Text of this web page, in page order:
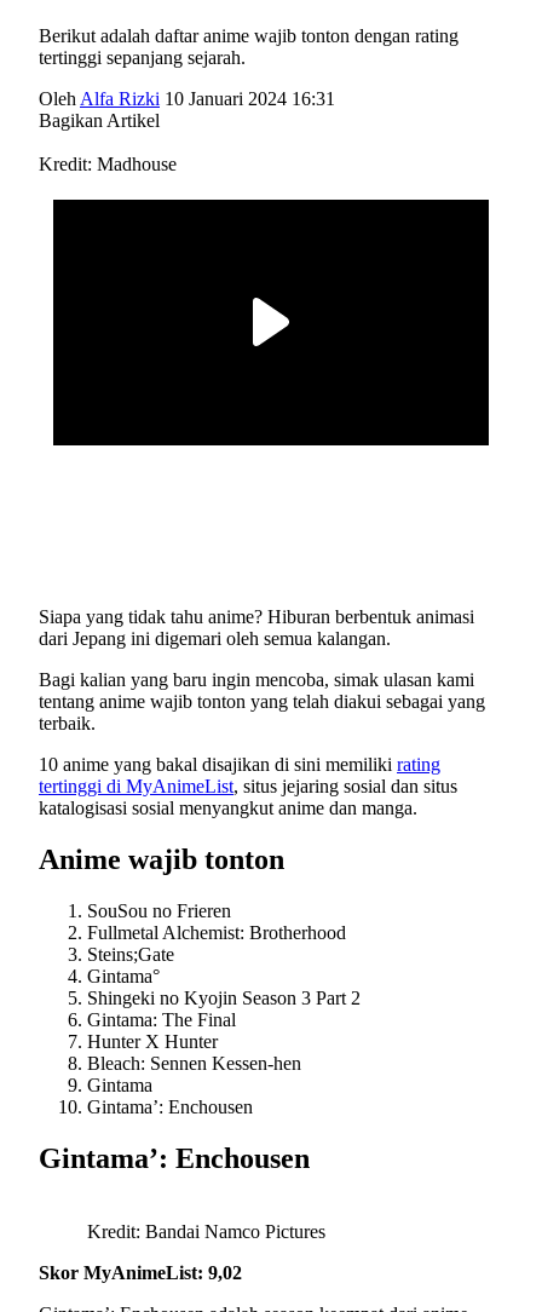
Berikut adalah daftar anime wajib tonton dengan rating
tertinggi sepanjang sejarah.
Oleh Alfa Rizki 10 Januari 2024 16:31
Bagikan Artikel
Kredit: Madhouse
Siapa yang tidak tahu anime? Hiburan berbentuk animasi
dari Jepang ini digemari oleh semua kalangan.
Bagi kalian yang baru ingin mencoba, simak ulasan kami
tentang anime wajib tonton yang telah diakui sebagai yang
terbaik.
10 anime yang bakal disajikan di sini memiliki rating
tertinggi di MyAnimeList, situs jejaring sosial dan situs
katalogisasi sosial menyangkut anime dan manga.
Anime wajib tonton
SouSou no Frieren
Fullmetal Alchemist: Brotherhood
Steins;Gate
Gintama°
Shingeki no Kyojin Season 3 Part 2
Gintama: The Final
Hunter X Hunter
Bleach: Sennen Kessen-hen
Gintama
Gintama’: Enchousen
Gintama’: Enchousen
Kredit: Bandai Namco Pictures
Skor MyAnimeList: 9,02